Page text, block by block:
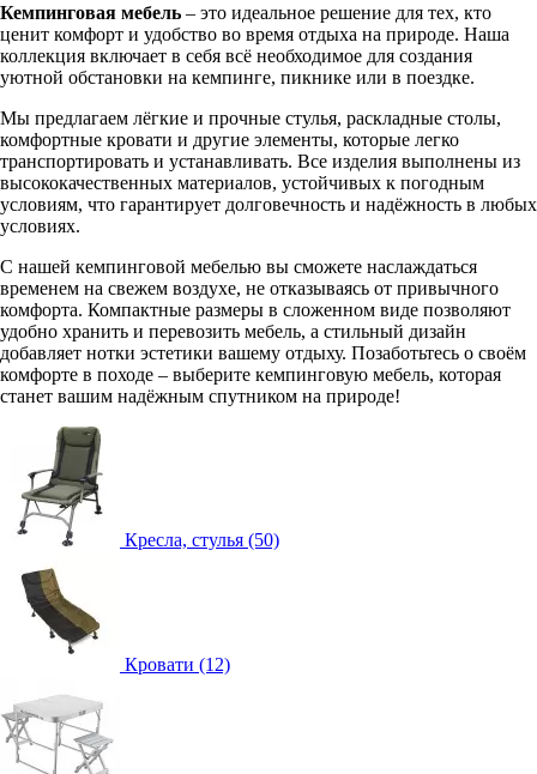
Кемпинговая мебель – это идеальное решение для тех, кто
ценит комфорт и удобство во время отдыха на природе. Наша
коллекция включает в себя всё необходимое для создания
уютной обстановки на кемпинге, пикнике или в поездке.
Мы предлагаем лёгкие и прочные стулья, раскладные столы,
комфортные кровати и другие элементы, которые легко
транспортировать и устанавливать. Все изделия выполнены из
высококачественных материалов, устойчивых к погодным
условиям, что гарантирует долговечность и надёжность в любых
условиях.
С нашей кемпинговой мебелью вы сможете наслаждаться
временем на свежем воздухе, не отказываясь от привычного
комфорта. Компактные размеры в сложенном виде позволяют
удобно хранить и перевозить мебель, а стильный дизайн
добавляет нотки эстетики вашему отдыху. Позаботьтесь о своём
комфорте в походе – выберите кемпинговую мебель, которая
станет вашим надёжным спутником на природе!
Кресла, стулья (50)
Кровати (12)